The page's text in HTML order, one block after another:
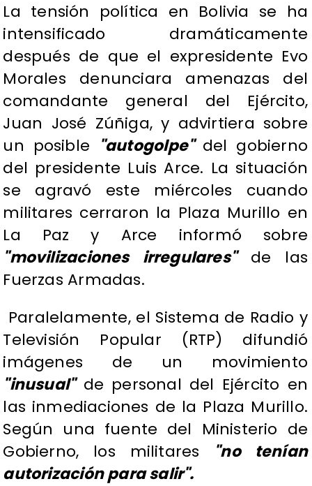
La tensión política en Bolivia se ha
intensificado dramáticamente
después de que el expresidente Evo
Morales denunciara amenazas del
comandante general del Ejército,
Juan José Zúñiga, y advirtiera sobre
un posible "autogolpe" del gobierno
del presidente Luis Arce. La situación
se agravó este miércoles cuando
militares cerraron la Plaza Murillo en
La Paz y Arce informó sobre
"movilizaciones irregulares"de las
Fuerzas Armadas.
Paralelamente, el Sistema de Radio y
Televisión Popular (RTP) difundió
imágenes de un movimiento
"inusual"de personal del Ejército en
las inmediaciones de la Plaza Murillo.
Según una fuente del Ministerio de
Gobierno, los militares
"no tenían
autorización para salir".